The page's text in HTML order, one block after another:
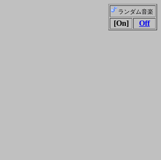
ランダム音楽
[On] Off